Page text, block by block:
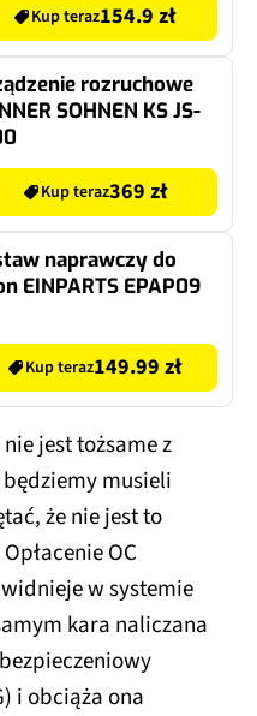
Kup teraz154.9 zł
rozruchowe
SOHNEN KS JS-
Kup teraz369 zł
naprawczy do
EINPARTS EPAP09
Kup teraz149.99 zł
jest tożsame z
musieli
że nie jest to
OC
w systemie
kara naliczana
i obciąża ona